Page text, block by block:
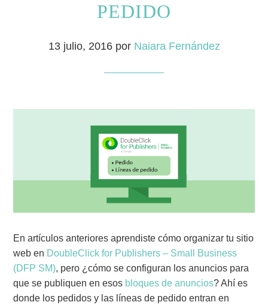
PEDIDO
13 julio, 2016por Naiara Fernández
En artículos anteriores aprendiste cómo organizar tu sitio
web en DoubleClick for Publishers – Small Business
(DFP SM), pero ¿cómo se configuran los anuncios para
que se publiquen en esos bloques de anuncios? Ahí es
donde los pedidos y las líneas de pedido entran en